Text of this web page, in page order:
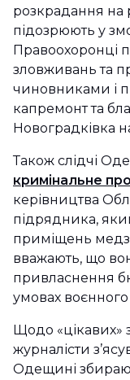
розкрадання на
підозрюють у
Правоохоронці
зловживань та
чиновниками і
капремонт та
Новоградківка
Також слідчі
кримінальне
керівництва
підрядника,
приміщень
вважають, що
привласнення
умовах воєнного
Щодо «цікавих»
журналісти
Одещині